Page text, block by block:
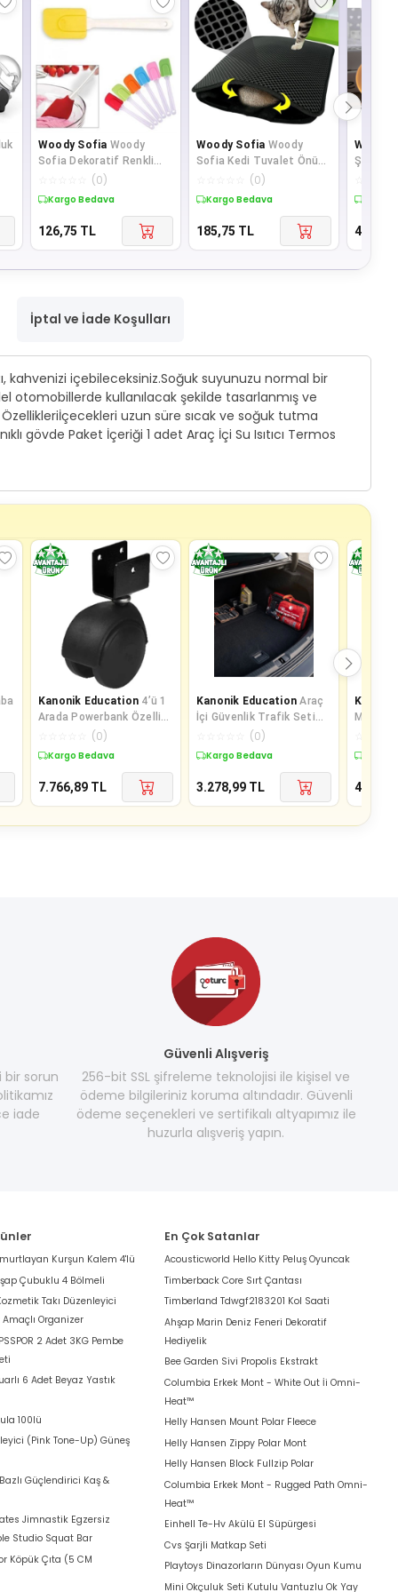
Woody Sofia Woody
Sofia Dekoratif Renkli
Silikon Spatula Pratik
Sevimli Spatu
(0)
Kargo Bedava
126,75 TL
Woody Sofia Woody
Sofia Kedi Tuvalet Önü
Kum Toplayıcı
Temizleyici Elekli Gri
(0)
Kargo Bedava
185,75 TL
Woody
482,70
İptal ve İade Koşulları
kahvenizi içebileceksiniz.Soğuk suyunuzu normal bir
otomobillerde kullanılacak şekilde tasarlanmış ve
uzun süre sıcak ve soğuk tutma
gövde Paket İçeriği 1 adet Araç İçi Su Isıtıcı Termos
Kanonik Education 4’ü 1
Arada Powerbank Özellikli
Araç Akü Şarj Takviye
Cihazı
(0)
Kargo Bedava
7.766,89 TL
Kanonik Education Araç
İçi Güvenlik Trafik Seti
Tam Donanımlı Acil
Müdahale Paketi
(0)
Kargo Bedava
3.278,99 TL 476,99
bir sorun
iade
Güvenli Alışveriş
256-bit SSL şifreleme teknolojisi ile kişisel ve
ödeme bilgileriniz koruma altındadır. Güvenli
ödeme seçenekleri ve sertifikalı altyapımız ile
huzurla alışveriş yapın.
Kurşun Kalem 4'lü
Çubuklu 4 Bölmeli
Takı Düzenleyici
Organizer
2 Adet 3KG Pembe
6 Adet Beyaz Yastık
100lü
(Pink Tone-Up) Güneş
Güçlendirici Kaş &
Jimnastik Egzersiz
Studio Squat Bar
Köpük Çıta (5 CM
En Çok Satanlar
Acousticworld Hello Kitty Peluş Oyuncak
Timberback Core Sırt Çantası
Timberland Tdwgf2183201 Kol Saati
Ahşap Marin Deniz Feneri Dekoratif
Hediyelik
Bee Garden Sivi Propolis Ekstrakt
Columbia Erkek Mont - White Out İi Omni-
Heat™
Helly Hansen Mount Polar Fleece
Helly Hansen Zippy Polar Mont
Helly Hansen Block Fullzip Polar
Columbia Erkek Mont - Rugged Path Omni-
Heat™
Einhell Te-Hv Akülü El Süpürgesi
Cvs Şarjli Matkap Seti
Playtoys Dinazorların Dünyası Oyun Kumu
Mini Okçuluk Seti Kutulu Vantuzlu Ok Yay